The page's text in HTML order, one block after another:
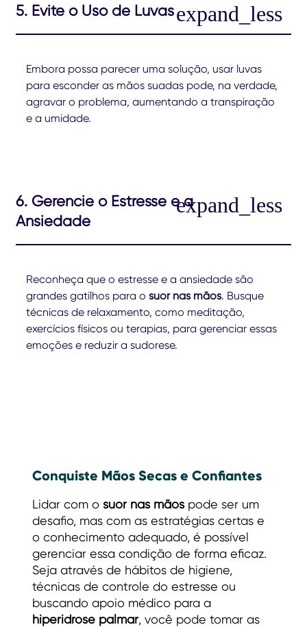
5. Evite o Uso de Luvas
Embora possa parecer uma solução, usar luvas
para esconder as mãos suadas pode, na verdade,
agravar o problema, aumentando a transpiração
e a umidade.
6. Gerencie o Estresse e a
Ansiedade
Reconheça que o estresse e a ansiedade são
grandes gatilhos para o suor nas mãos. Busque
técnicas de relaxamento, como meditação,
exercícios físicos ou terapias, para gerenciar essas
emoções e reduzir a sudorese.
Conquiste Mãos Secas e Confiantes
Lidar com o suor nas mãospode ser um
desafio, mas com as estratégias certas e
o conhecimento adequado, é possível
gerenciar essa condição de forma eficaz.
Seja através de hábitos de higiene,
técnicas de controle do estresse ou
buscando apoio médico para a
hiperidrose palmar, você pode tomar as